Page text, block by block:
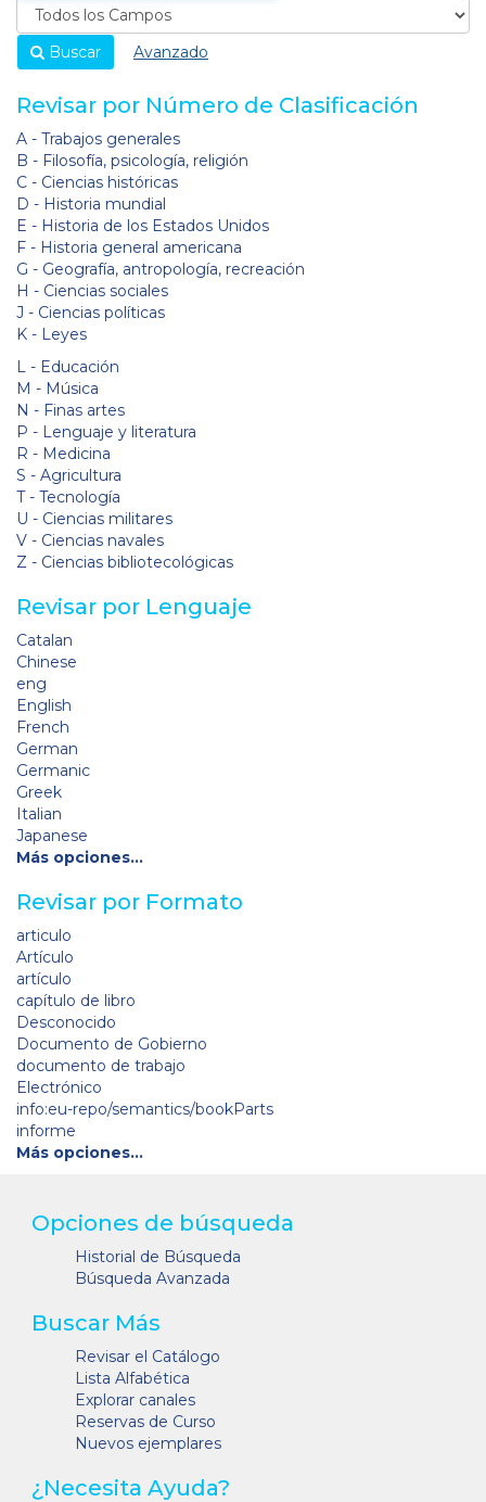
Buscar Avanzado
Revisar por Número de Clasificación
A - Trabajos generales
B - Filosofía, psicología, religión
C - Ciencias históricas
D - Historia mundial
E - Historia de los Estados Unidos
F - Historia general americana
G - Geografía, antropología, recreación
H - Ciencias sociales
J - Ciencias políticas
K - Leyes
L - Educación
M - Música
N - Finas artes
P - Lenguaje y literatura
R - Medicina
S - Agricultura
T - Tecnología
U - Ciencias militares
V - Ciencias navales
Z - Ciencias bibliotecológicas
Revisar por Lenguaje
Catalan
Chinese
eng
English
French
German
Germanic
Greek
Italian
Japanese
Más opciones…
Revisar por Formato
articulo
Artículo
artículo
capítulo de libro
Desconocido
Documento de Gobierno
documento de trabajo
Electrónico
info:eu-repo/semantics/bookParts
informe
Más opciones…
Opciones de búsqueda
Historial de Búsqueda
Búsqueda Avanzada
Buscar Más
Revisar el Catálogo
Lista Alfabética
Explorar canales
Reservas de Curso
Nuevos ejemplares
¿Necesita Ayuda?